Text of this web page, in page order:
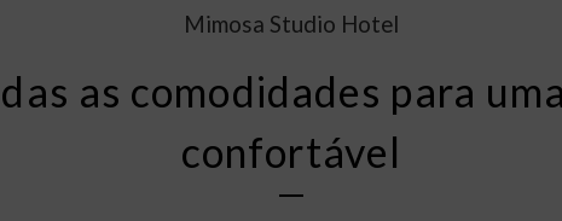
Mimosa Studio Hotel
as comodidades para
confortável